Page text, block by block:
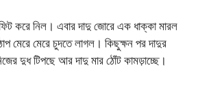
করে নিল। এবার দাদু জোরে এক ধাক্কা মারল
মেরে চুদতে লাগল। কিছুক্ষন পর দাদুর
দুধ টিপছে আর দাদু মার ঠোঁট কামড়াচ্ছে।